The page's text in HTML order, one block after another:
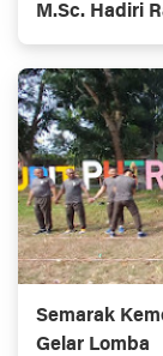
M.Sc. Hadiri
Daerah Se-
Semarak
Gelar Lomba